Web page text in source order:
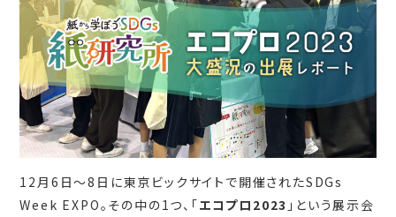
12月6日～8日に東京ビックサイトで開催されたSDGs
Week EXPO。その中の1つ、「エコプロ2023 」という展示会